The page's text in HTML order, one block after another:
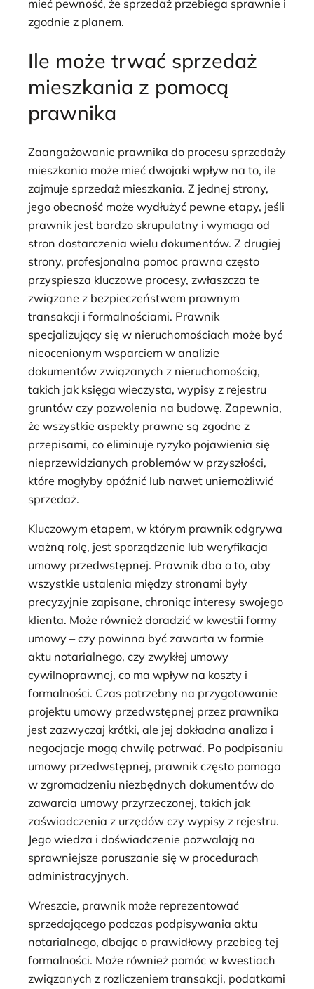
mieć pewność, że sprzedaż przebiega sprawnie i
zgodnie z planem.
Ile może trwać sprzedaż
mieszkania z pomocą
prawnika
Zaangażowanie prawnika do procesu sprzedaży
mieszkania może mieć dwojaki wpływ na to, ile
zajmuje sprzedaż mieszkania. Z jednej strony,
jego obecność może wydłużyć pewne etapy, jeśli
prawnik jest bardzo skrupulatny i wymaga od
stron dostarczenia wielu dokumentów. Z drugiej
strony, profesjonalna pomoc prawna często
przyspiesza kluczowe procesy, zwłaszcza te
związane z bezpieczeństwem prawnym
transakcji i formalnościami. Prawnik
specjalizujący się w nieruchomościach może być
nieocenionym wsparciem w analizie
dokumentów związanych z nieruchomością,
takich jak księga wieczysta, wypisy z rejestru
gruntów czy pozwolenia na budowę. Zapewnia,
że wszystkie aspekty prawne są zgodne z
przepisami, co eliminuje ryzyko pojawienia się
nieprzewidzianych problemów w przyszłości,
które mogłyby opóźnić lub nawet uniemożliwić
sprzedaż.
Kluczowym etapem, w którym prawnik odgrywa
ważną rolę, jest sporządzenie lub weryfikacja
umowy przedwstępnej. Prawnik dba o to, aby
wszystkie ustalenia między stronami były
precyzyjnie zapisane, chroniąc interesy swojego
klienta. Może również doradzić w kwestii formy
umowy – czy powinna być zawarta w formie
aktu notarialnego, czy zwykłej umowy
cywilnoprawnej, co ma wpływ na koszty i
formalności. Czas potrzebny na przygotowanie
projektu umowy przedwstępnej przez prawnika
jest zazwyczaj krótki, ale jej dokładna analiza i
negocjacje mogą chwilę potrwać. Po podpisaniu
umowy przedwstępnej, prawnik często pomaga
w zgromadzeniu niezbędnych dokumentów do
zawarcia umowy przyrzeczonej, takich jak
zaświadczenia z urzędów czy wypisy z rejestru.
Jego wiedza i doświadczenie pozwalają na
sprawniejsze poruszanie się w procedurach
administracyjnych.
Wreszcie, prawnik może reprezentować
sprzedającego podczas podpisywania aktu
notarialnego, dbając o prawidłowy przebieg tej
formalności. Może również pomóc w kwestiach
związanych z rozliczeniem transakcji, podatkami